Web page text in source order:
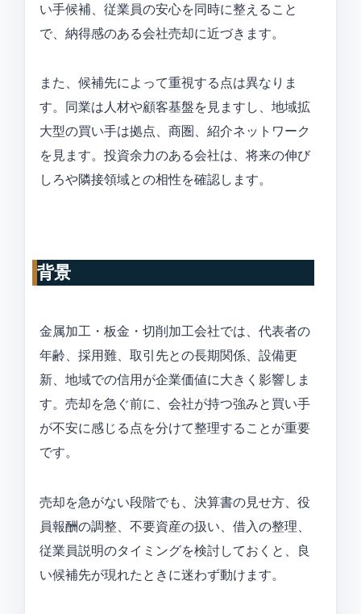
い手候補、従業員の安心を同時に整えること
で、納得感のある会社売却に近づきます。
また、候補先によって重視する点は異なりま
す。同業は人材や顧客基盤を見ますし、地域拡
大型の買い手は拠点、商圏、紹介ネットワーク
を見ます。投資余力のある会社は、将来の伸び
しろや隣接領域との相性を確認します。
背景
金属加工・板金・切削加工会社では、代表者の
年齢、採用難、取引先との長期関係、設備更
新、地域での信用が企業価値に大きく影響しま
す。売却を急ぐ前に、会社が持つ強みと買い手
が不安に感じる点を分けて整理することが重要
です。
売却を急がない段階でも、決算書の見せ方、役
員報酬の調整、不要資産の扱い、借入の整理、
従業員説明のタイミングを検討しておくと、良
い候補先が現れたときに迷わず動けます。